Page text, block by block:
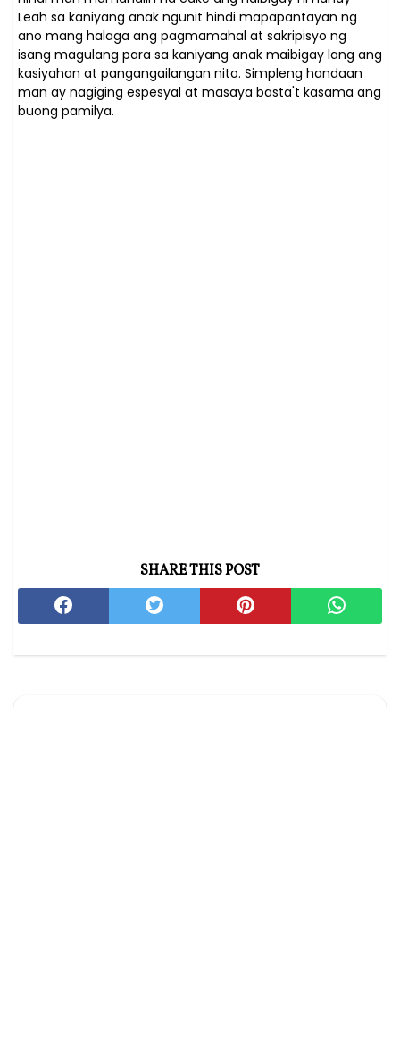
Leah sa kaniyang anak ngunit hindi mapapantayan ng
ano mang halaga ang pagmamahal at sakripisyo ng
isang magulang para sa kaniyang anak maibigay lang ang
kasiyahan at pangangailangan nito. Simpleng handaan
man ay nagiging espesyal at masaya basta't kasama ang
buong pamilya.
SHARE THIS POST